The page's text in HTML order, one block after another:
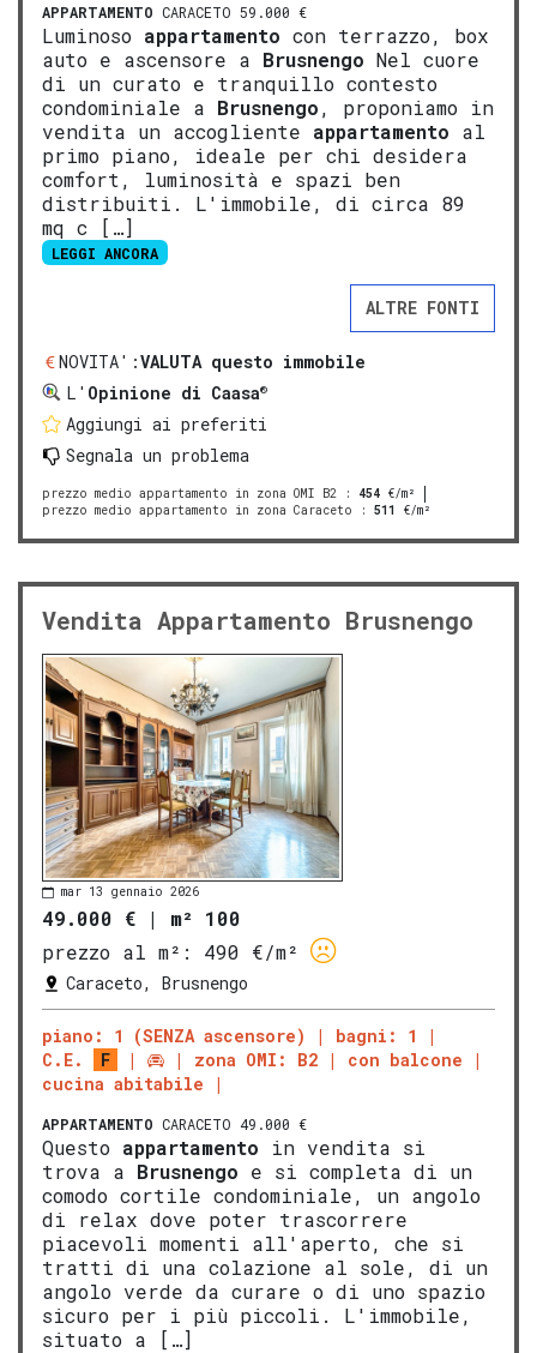
APPARTAMENTO CARACETO 59.000 €
Luminoso appartamento con terrazzo, box
auto e ascensore a Brusnengo Nel cuore
di un curato e tranquillo contesto
condominiale a Brusnengo, proponiamo in
vendita un accogliente appartamento al
primo piano, ideale per chi desidera
comfort, luminosità e spazi ben
distribuiti. L'immobile, di circa 89
mq c […]
LEGGI ANCORA
ALTRE FONTI
NOVITA':VALUTA questo immobile
L' Opinione di Caasa®
Aggiungi ai preferiti
Segnala un problema
prezzo medio appartamento in zona OMI B2 : 454 €/m²
prezzo medio appartamento in zona Caraceto : 511 €/m²
Vendita Appartamento Brusnengo
mar 13 gennaio 2026
49.000 € | m² 100
prezzo al m²:
490 €/m²
Caraceto, Brusnengo
piano: 1 (SENZA ascensore)
bagni: 1
C.E.
F zona OMI: B2
con balcone
cucina abitabile
APPARTAMENTO CARACETO 49.000 €
Questo appartamento in vendita si
trova a Brusnengo e si completa di un
comodo cortile condominiale, un angolo
di relax dove poter trascorrere
piacevoli momenti all'aperto, che si
tratti di una colazione al sole, di un
angolo verde da curare o di uno spazio
sicuro per i più piccoli. L'immobile,
situato a […]